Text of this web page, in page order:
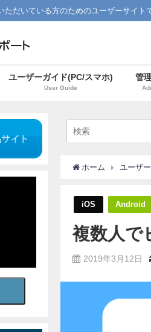
ただいている方のためのユーザーサイト
ユーザーガイド(PC/スマホ)
User Guide
管
ホーム ユーザ
iOS Android
複数人で
2019年3月12日